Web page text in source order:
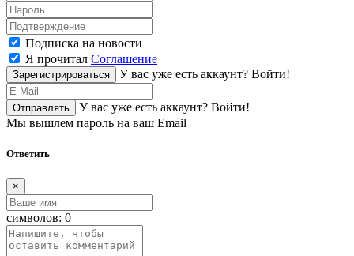
Подписка на новости
Я прочитал Соглашение
Зарегистрироваться У вас уже есть аккаунт? Войти!
Отправлять У вас уже есть аккаунт? Войти!
Мы вышлем пароль на ваш Email
Ответить
×
символов: 0